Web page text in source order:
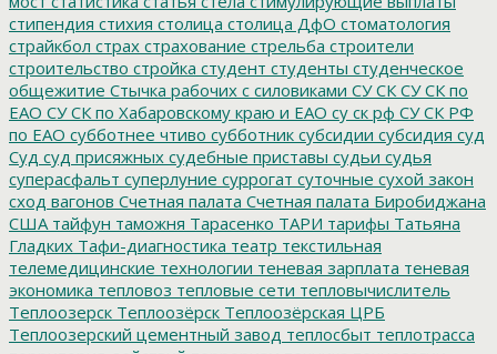
стипендия стихия столица столица ДфО стоматология
страйкбол страх страхование стрельба строители
строительство стройка студент студенты студенческое
общежитие Стычка рабочих с силовиками СУ СК СУ СК по
ЕАО СУ СК по Хабаровскому краю и ЕАО су ск рф СУ СК РФ
по ЕАО субботнее чтиво субботник субсидии субсидия суд
Суд суд присяжных судебные приставы судьи судья
суперасфальт суперлуние суррогат суточные сухой закон
сход вагонов Счетная палата Счетная палата Биробиджана
США тайфун таможня Тарасенко ТАРИ тарифы Татьяна
Гладких Тафи-диагностика театр текстильная
телемедицинские технологии теневая зарплата теневая
экономика тепловоз тепловые сети тепловычислитель
Теплоозерск Теплоозёрск Теплоозёрская ЦРБ
Теплоозерский цементный завод теплосбыт теплотрасса